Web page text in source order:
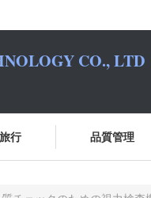
CO., LTD
行 品質管理